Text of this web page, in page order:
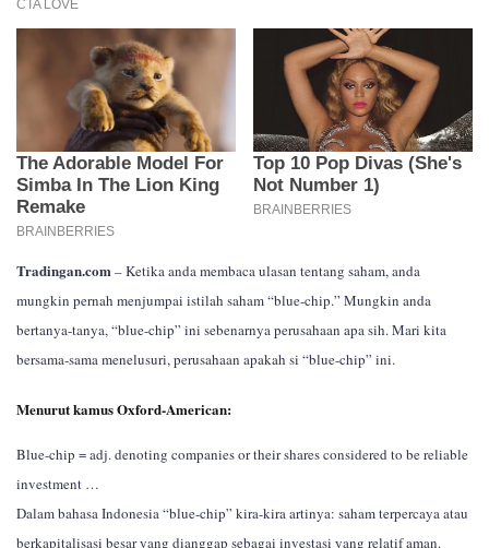
Tradingan.com– Ketika anda membaca ulasan tentang saham, anda
mungkin pernah menjumpai istilah saham “blue-chip.” Mungkin anda
bertanya-tanya, “blue-chip” ini sebenarnya perusahaan apa sih. Mari kita
bersama-sama menelusuri, perusahaan apakah si “blue-chip” ini.
Menurut kamus Oxford-American:
Blue-chip = adj. denoting companies or their shares considered to be reliable
investment …
Dalam bahasa Indonesia “blue-chip” kira-kira artinya: saham terpercaya atau
berkapitalisasi besar yang dianggap sebagai investasi yang relatif aman.